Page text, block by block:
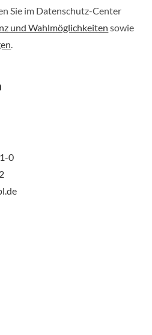
Sie im Datenschutz-Center
und Wahlmöglichkeiten sowie
.
0